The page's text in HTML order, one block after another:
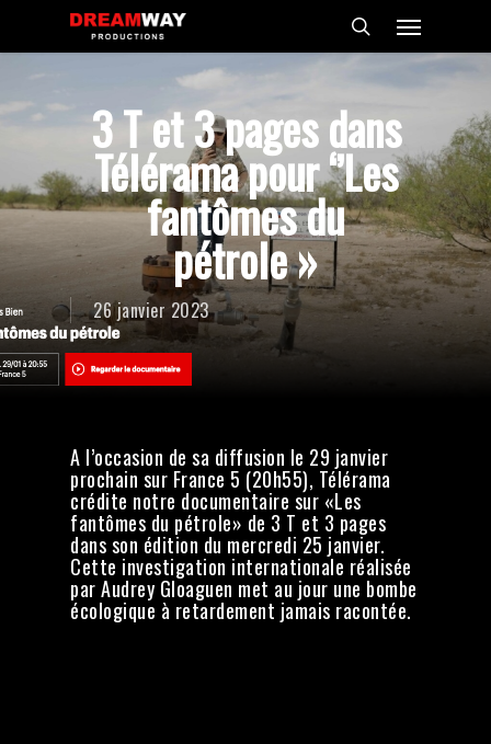
main search
Menu
3 T et 3 pages dans
Télérama pour ‘’Les
fantômes du
pétrole »
26 janvier 2023
A l’occasion de sa diffusion le 29 janvier
prochain sur France 5 (20h55), Télérama
crédite notre documentaire sur «Les
fantômes du pétrole» de 3 T et 3 pages
dans son édition du mercredi 25 janvier.
Cette investigation internationale réalisée
par Audrey Gloaguen met au jour une bombe
écologique à retardement jamais racontée.